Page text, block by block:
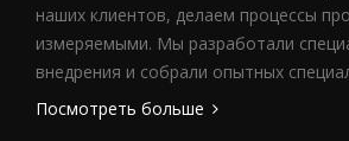
наших клиентов, делаем процессы
измеряемыми. Мы разработали
внедрения и собрали опытных
Посмотреть больше